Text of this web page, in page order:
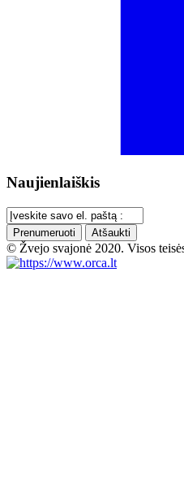
Naujienlaiškis
Prenumeruoti Atšaukti
© Žvejo svajonė 2020. Visos